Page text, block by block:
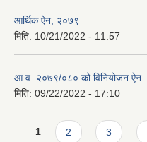
आर्थिक ऐन, २०७९
मिति: 10/21/2022 - 11:57
आ.व. २०७९/०८० को विनियोजन ऐन
मिति: 09/22/2022 - 17:10
Pages
1 2 3